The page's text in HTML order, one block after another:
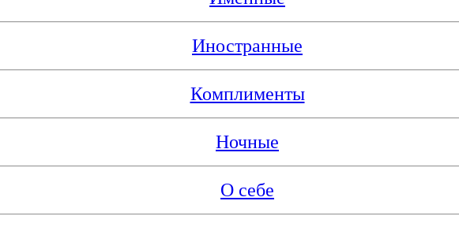
Иностранные
Комплименты
Ночные
О себе